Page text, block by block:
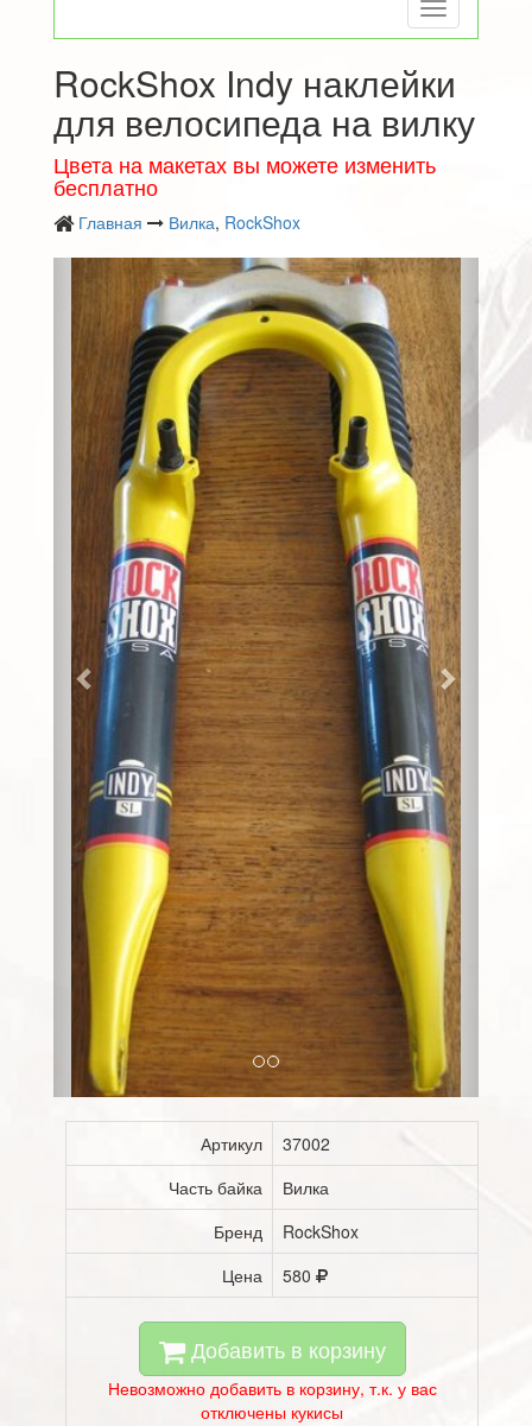
Toggle
navigation
RockShox Indy наклейки
для велосипеда на вилку
Цвета на макетах вы можете изменить
бесплатно
Главная Вилка, RockShox
Следующий
Артикул
37002
Часть байка
Вилка
Бренд
RockShox
Цена
580
Добавить в корзину
Невозможно добавить в корзину, т.к. у вас
отключены кукисы